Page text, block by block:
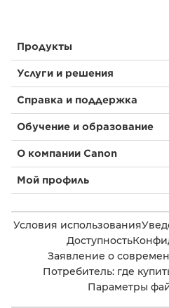
Продукты
Услуги и решения
Справка и поддержка
Обучение и образование
О компании Canon
Мой профиль
Условия использования
Доступность
Заявление о
Потребитель: где
Параметры